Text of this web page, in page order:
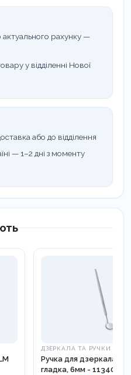
актуального рахунку —
у відділенні Нової
або до відділення
— 1–2 дні з моменту
ДЗЕРКАЛА ТА РУЧКИ
Ручка для дзеркала
гладка, 6мм - 113400